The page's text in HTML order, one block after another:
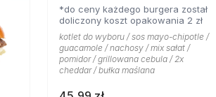
*do ceny każdego burgera został
doliczony koszt opakowania 2 zł
kotlet do wyboru / sos mayo-chipotle /
guacamole / nachosy / mix sałat /
pomidor / grillowana cebula / 2x
cheddar / bułka maślana